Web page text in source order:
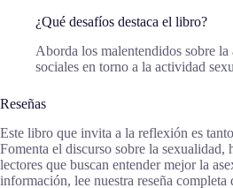
¿Qué desafíos destaca el libro?
Aborda los malentendidos sobre
sociales en torno a la actividad
Reseñas
Este libro que invita a la reflexión es
Fomenta el discurso sobre la sexualidad,
lectores que buscan entender mejor la
información, lee nuestra reseña completa